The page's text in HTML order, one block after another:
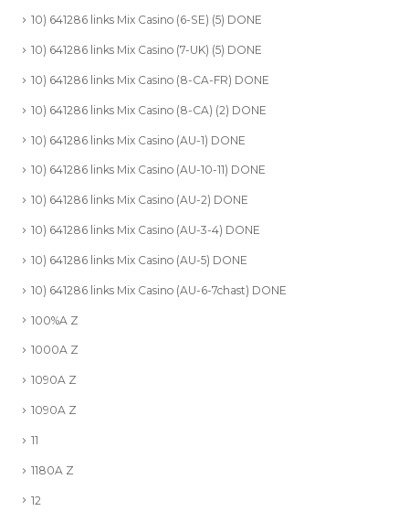
10) 641286 links Mix Casino (6-SE) (5) DONE
10) 641286 links Mix Casino (7-UK) (5) DONE
10) 641286 links Mix Casino (8-CA-FR) DONE
10) 641286 links Mix Casino (8-CA) (2) DONE
10) 641286 links Mix Casino (AU-1) DONE
10) 641286 links Mix Casino (AU-10-11) DONE
10) 641286 links Mix Casino (AU-2) DONE
10) 641286 links Mix Casino (AU-3-4) DONE
10) 641286 links Mix Casino (AU-5) DONE
10) 641286 links Mix Casino (AU-6-7chast) DONE
100%A Z
1000A Z
1090A Z
1090A Z
11
1180A Z
12